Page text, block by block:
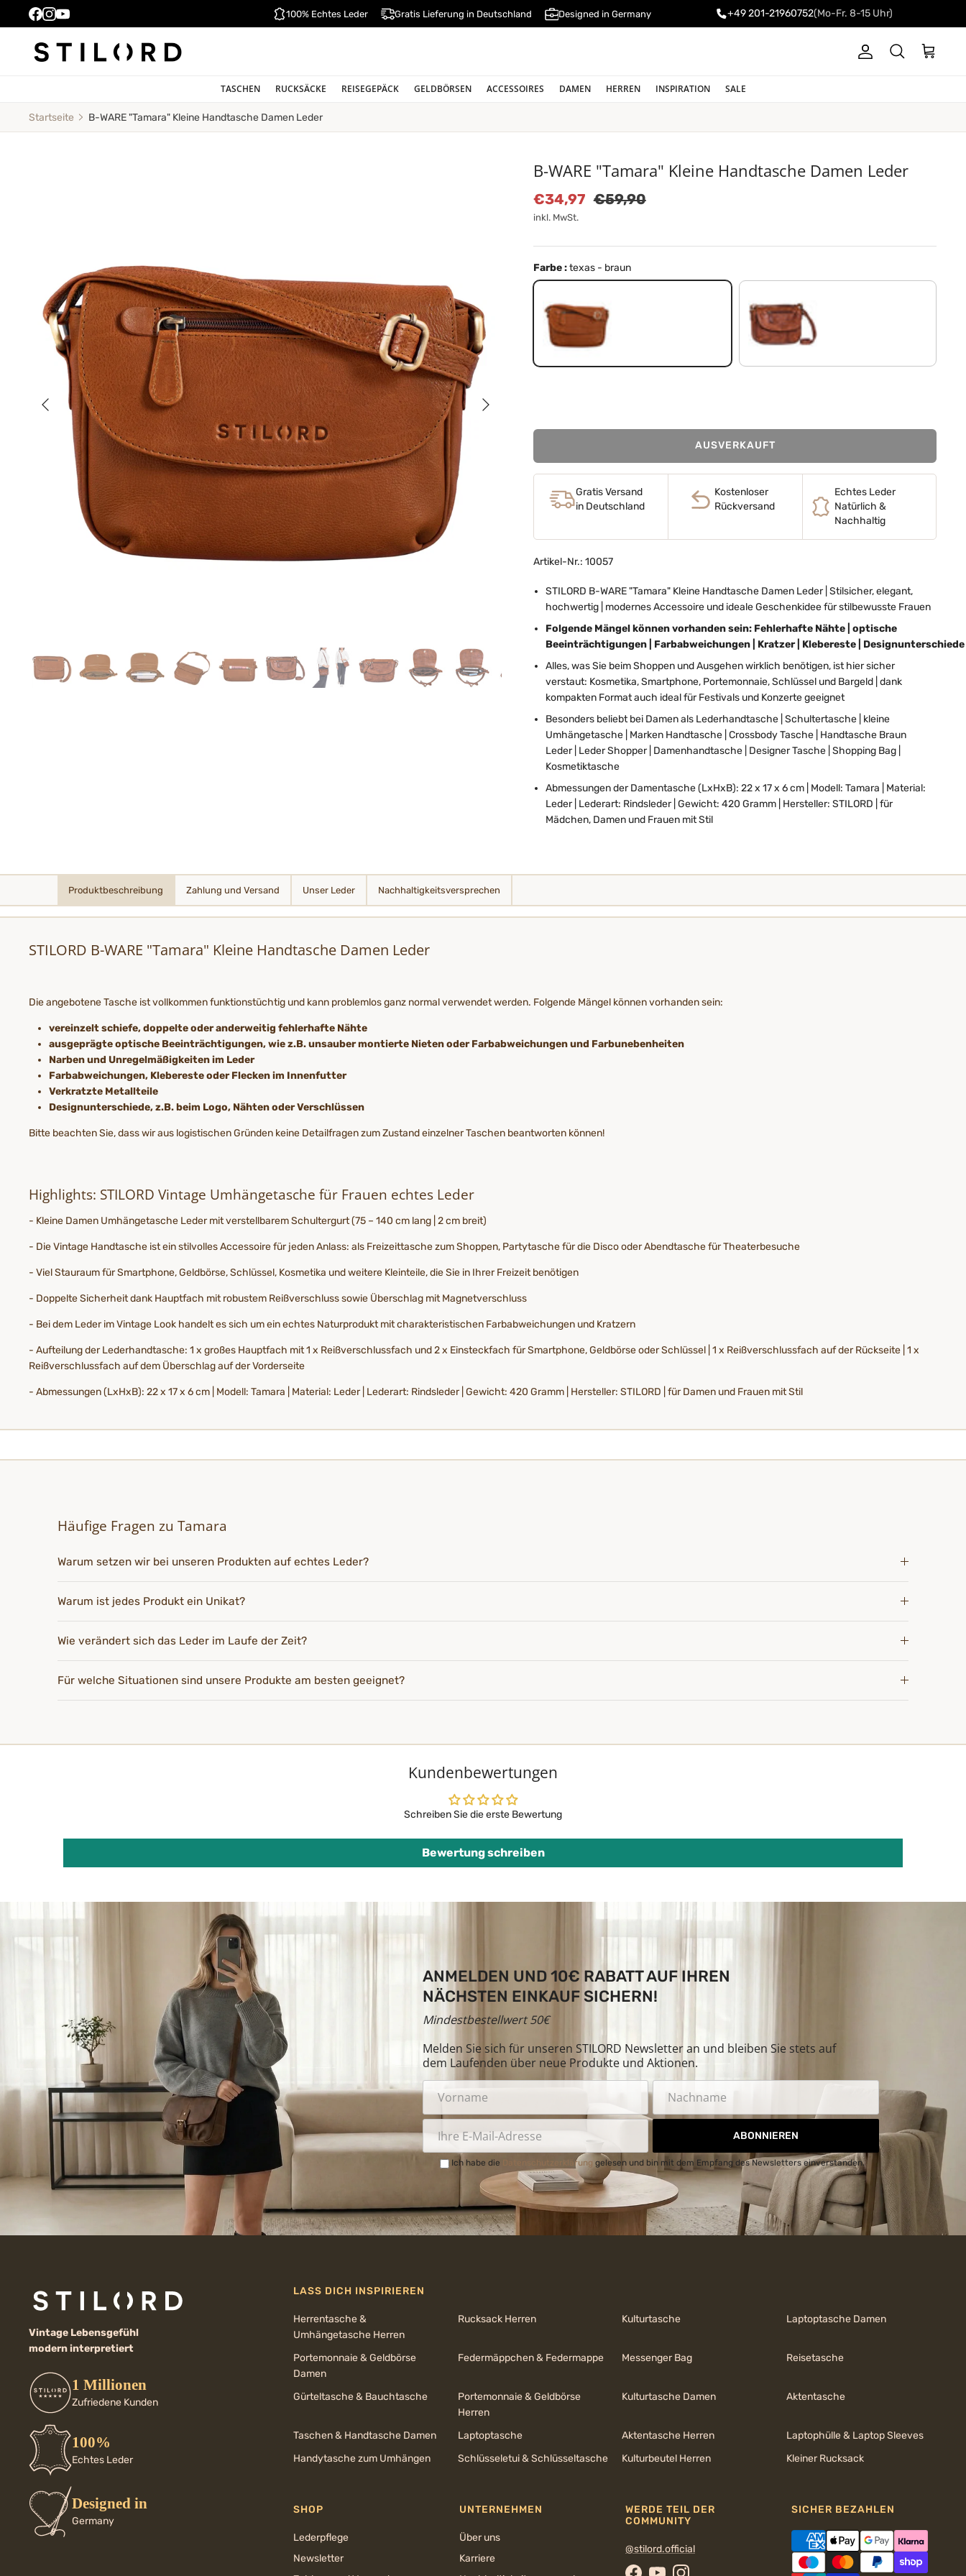
100% Echtes Leder Gratis Lieferung in Deutschland Designed in Germany +49 201-21960752(Mo-Fr. 8-15 Uhr)
KontoSuchen
TASCHEN RUCKSÄCKE REISEGEPÄCK GELDBÖRSEN ACCESSOIRES DAMEN HERREN INSPIRATION SALE
Startseite B-WARE "Tamara" Kleine Handtasche Damen Leder
Vorherige Nächste
B-WARE "Tamara" Kleine Handtasche Damen Leder
Verkaufspreis
€34,97 Normaler Preis
€59,90
inkl. MwSt.
Farbe :texas - braun
texas - braun brandy - cognac
AUSVERKAUFT
Gratis Versand
in Deutschland
Kostenloser
Rückversand
Echtes Leder
Natürlich &
Nachhaltig
Artikel-Nr.: 10057
STILORD B-WARE "Tamara" Kleine Handtasche Damen Leder | Stilsicher, elegant,
hochwertig | modernes Accessoire und ideale Geschenkidee für stilbewusste Frauen
Folgende Mängel können vorhanden sein: Fehlerhafte Nähte| optische
Beeinträchtigungen
Farbabweichungen| Kratzer Klebereste|
Designunterschiede
Alles, was Sie beim Shoppen und Ausgehen wirklich benötigen, ist hier sicher
verstaut: Kosmetika, Smartphone, Portemonnaie, Schlüssel und Bargeld | dank
kompakten Format auch ideal für Festivals und Konzerte geeignet
Besonders beliebt bei Damen als Lederhandtasche | Schultertasche | kleine
Umhängetasche | Marken Handtasche | Crossbody Tasche | Handtasche Braun
Leder | Leder Shopper | Damenhandtasche | Designer Tasche | Shopping Bag |
Kosmetiktasche
Abmessungen der Damentasche (LxHxB): 22 x 17 x 6 cm | Modell: Tamara | Material:
Leder | Lederart: Rindsleder | Gewicht: 420 Gramm | Hersteller: STILORD | für
Mädchen, Damen und Frauen mit Stil
Produktbeschreibung Zahlung und Versand Unser Leder Nachhaltigkeits­­­versprechen
STILORD B-WARE "Tamara" Kleine Handtasche Damen Leder
Die angebotene Tasche ist vollkommen funktionstüchtig und kann problemlos ganz normal verwendet werden. Folgende Mängel können vorhanden sein:
vereinzelt schiefe, doppelte oder anderweitig fehlerhafte Nähte
ausgeprägte optische Beeinträchtigungen, wie z.B. unsauber montierte Nieten oder Farbabweichungen und Farbunebenheiten
Narben und Unregelmäßigkeiten im Leder
Farbabweichungen, Klebereste oder Flecken im Innenfutter
Verkratzte Metallteile
Designunterschiede, z.B. beim Logo, Nähten oder Verschlüssen
Bitte beachten Sie, dass wir aus logistischen Gründen keine Detailfragen zum Zustand einzelner Taschen beantworten können!
Highlights: STILORD Vintage Umhängetasche für Frauen echtes Leder
- Kleine Damen Umhängetasche Leder mit verstellbarem Schultergurt (75 – 140 cm lang | 2 cm breit)
- Die Vintage Handtasche ist ein stilvolles Accessoire für jeden Anlass: als Freizeittasche zum Shoppen, Partytasche für die Disco oder Abendtasche für Theaterbesuche
- Viel Stauraum für Smartphone, Geldbörse, Schlüssel, Kosmetika und weitere Kleinteile, die Sie in Ihrer Freizeit benötigen
- Doppelte Sicherheit dank Hauptfach mit robustem Reißverschluss sowie Überschlag mit Magnetverschluss
- Bei dem Leder im Vintage Look handelt es sich um ein echtes Naturprodukt mit charakteristischen Farbabweichungen und Kratzern
- Aufteilung der Lederhandtasche: 1 x großes Hauptfach mit 1 x Reißverschlussfach und 2 x Einsteckfach für Smartphone, Geldbörse oder Schlüssel | 1 x Reißverschlussfach auf der Rückseite | 1 x
Reißverschlussfach auf dem Überschlag auf der Vorderseite
- Abmessungen (LxHxB): 22 x 17 x 6 cm | Modell: Tamara | Material: Leder | Lederart: Rindsleder | Gewicht: 420 Gramm | Hersteller: STILORD | für Damen und Frauen mit Stil
Häufige Fragen zu Tamara
Warum setzen wir bei unseren Produkten auf echtes Leder?
Warum ist jedes Produkt ein Unikat?
Wie verändert sich das Leder im Laufe der Zeit?
Für welche Situationen sind unsere Produkte am besten geeignet?
Kundenbewertungen
Schreiben Sie die erste Bewertung
Bewertung schreiben
ANMELDEN UND 10€ RABATT AUF IHREN
NÄCHSTEN EINKAUF SICHERN!
Mindestbestellwert 50€
Melden Sie sich für unseren STILORD Newsletter an und bleiben Sie stets auf
dem Laufenden über neue Produkte und Aktionen.
ABONNIEREN
Ich habe die Datenschutzerklärung gelesen und bin mit dem Empfang des Newsletters einverstanden.
Vintage Lebensgefühl
modern interpretiert
1 Millionen
Zufriedene Kunden
100%
Echtes Leder
Designed in
Germany
LASS DICH INSPIRIEREN
Herrentasche &
Umhängetasche Herren
Rucksack Herren Kulturtasche Laptoptasche Damen
Portemonnaie & Geldbörse
Damen
Federmäppchen & Federmappe Messenger Bag Reisetasche
Gürteltasche & Bauchtasche
Portemonnaie & Geldbörse
Herren
Kulturtasche Damen Aktentasche
Taschen & Handtasche Damen Laptoptasche Aktentasche Herren
Laptophülle & Laptop Sleeves
Handytasche zum Umhängen
Schlüsseletui & Schlüsseltasche Kulturbeutel Herren Kleiner Rucksack
SHOP
Lederpflege
Newsletter
UNTERNEHMEN
Über uns
Karriere
WERDE TEIL DER
COMMUNITY
@stilord.official
SICHER BEZAHLEN